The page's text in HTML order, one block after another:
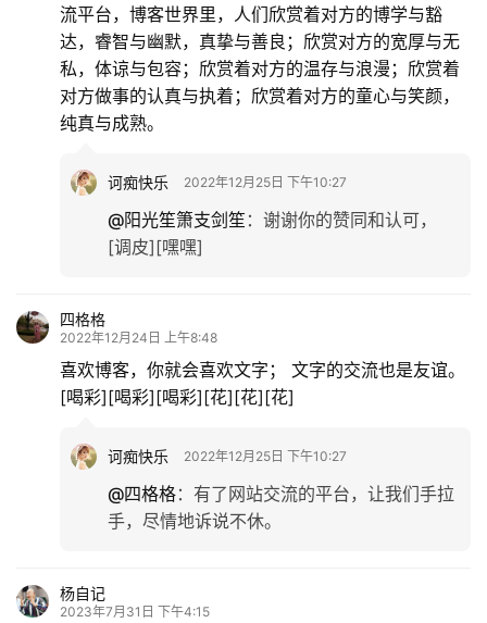
流平台，博客世界里，人们欣赏着对方的博学与豁
达，睿智与幽默，真挚与善良；欣赏对方的宽厚与无
私，体谅与包容；欣赏着对方的温存与浪漫；欣赏着
对方做事的认真与执着；欣赏着对方的童心与笑颜，
纯真与成熟。
诃痴快乐 2022年12月25日 下午10:27
@阳光笙箫支剑笙 ： 谢谢你的赞同和认可，
[调皮][嘿嘿]
四格格
2022年12月24日 上午8:48
喜欢博客，你就会喜欢文字； 文字的交流也是友谊。
[喝彩][喝彩][喝彩][花][花][花]
诃痴快乐 2022年12月25日 下午10:27
@四格格： 有了网站交流的平台，让我们手拉
手，尽情地诉说不休。
杨自记
2023年7月31日 下午4:15